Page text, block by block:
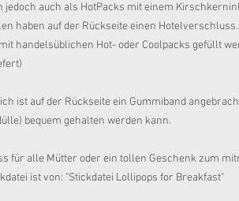
jedoch auch als HotPacks mit einem
haben auf der Rückseite einen
handelsüblichen Hot- oder Coolpacks gefüllt
ist auf der Rückseite ein Gummiband
bequem gehalten werden kann.
für alle Mütter oder ein tollen Geschenk zum
ist von: "Stickdatei Lollipops for Breakfast"